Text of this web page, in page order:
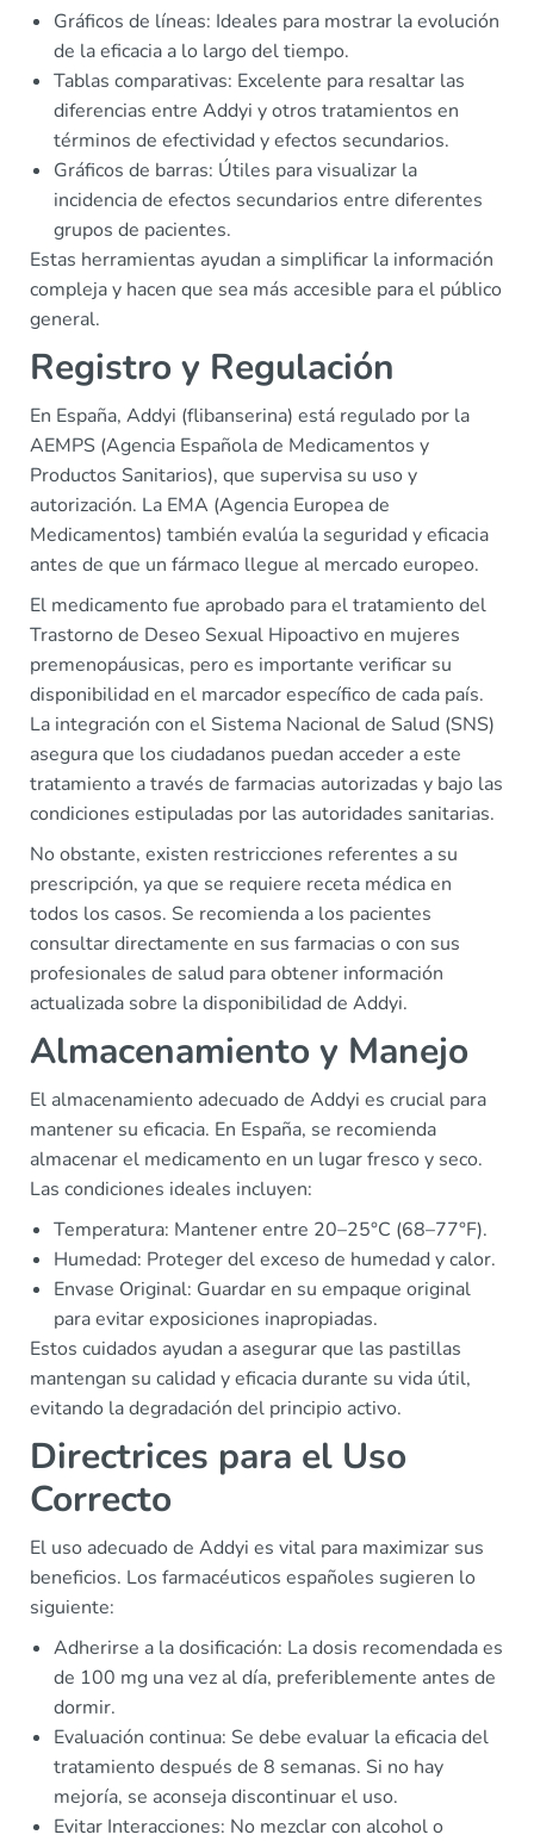
Gráficos de líneas: Ideales para mostrar la evolución
de la eficacia a lo largo del tiempo.
Tablas comparativas: Excelente para resaltar las
diferencias entre Addyi y otros tratamientos en
términos de efectividad y efectos secundarios.
Gráficos de barras: Útiles para visualizar la
incidencia de efectos secundarios entre diferentes
grupos de pacientes.
Estas herramientas ayudan a simplificar la información
compleja y hacen que sea más accesible para el público
general.
Registro y Regulación
En España, Addyi (flibanserina) está regulado por la
AEMPS (Agencia Española de Medicamentos y
Productos Sanitarios), que supervisa su uso y
autorización. La EMA (Agencia Europea de
Medicamentos) también evalúa la seguridad y eficacia
antes de que un fármaco llegue al mercado europeo.
El medicamento fue aprobado para el tratamiento del
Trastorno de Deseo Sexual Hipoactivo en mujeres
premenopáusicas, pero es importante verificar su
disponibilidad en el marcador específico de cada país.
La integración con el Sistema Nacional de Salud (SNS)
asegura que los ciudadanos puedan acceder a este
tratamiento a través de farmacias autorizadas y bajo las
condiciones estipuladas por las autoridades sanitarias.
No obstante, existen restricciones referentes a su
prescripción, ya que se requiere receta médica en
todos los casos. Se recomienda a los pacientes
consultar directamente en sus farmacias o con sus
profesionales de salud para obtener información
actualizada sobre la disponibilidad de Addyi.
Almacenamiento y Manejo
El almacenamiento adecuado de Addyi es crucial para
mantener su eficacia. En España, se recomienda
almacenar el medicamento en un lugar fresco y seco.
Las condiciones ideales incluyen:
Temperatura: Mantener entre 20–25°C (68–77°F).
Humedad: Proteger del exceso de humedad y calor.
Envase Original: Guardar en su empaque original
para evitar exposiciones inapropiadas.
Estos cuidados ayudan a asegurar que las pastillas
mantengan su calidad y eficacia durante su vida útil,
evitando la degradación del principio activo.
Directrices para el Uso
Correcto
El uso adecuado de Addyi es vital para maximizar sus
beneficios. Los farmacéuticos españoles sugieren lo
siguiente:
Adherirse a la dosificación: La dosis recomendada es
de 100 mg una vez al día, preferiblemente antes de
dormir.
Evaluación continua: Se debe evaluar la eficacia del
tratamiento después de 8 semanas. Si no hay
mejoría, se aconseja discontinuar el uso.
Evitar Interacciones: No mezclar con alcohol o